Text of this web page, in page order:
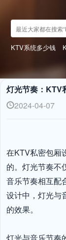
KTV系统多少钱
灯光节奏：KTV
2024-04-07
在KTV私密包厢
的。灯光节奏不
音乐节奏相互配
设计中，灯光与
的效果。